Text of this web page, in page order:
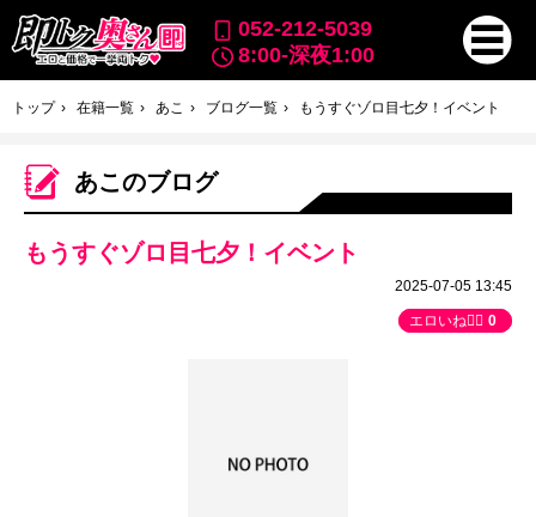
052-212-5039
8:00-深夜1:00
トップ 在籍一覧 あこ ブログ一覧 もうすぐゾロ目七夕！イベント
あこのブログ
もうすぐゾロ目七夕！イベント
2025-07-05 13:45
エロいね👍🏻 0